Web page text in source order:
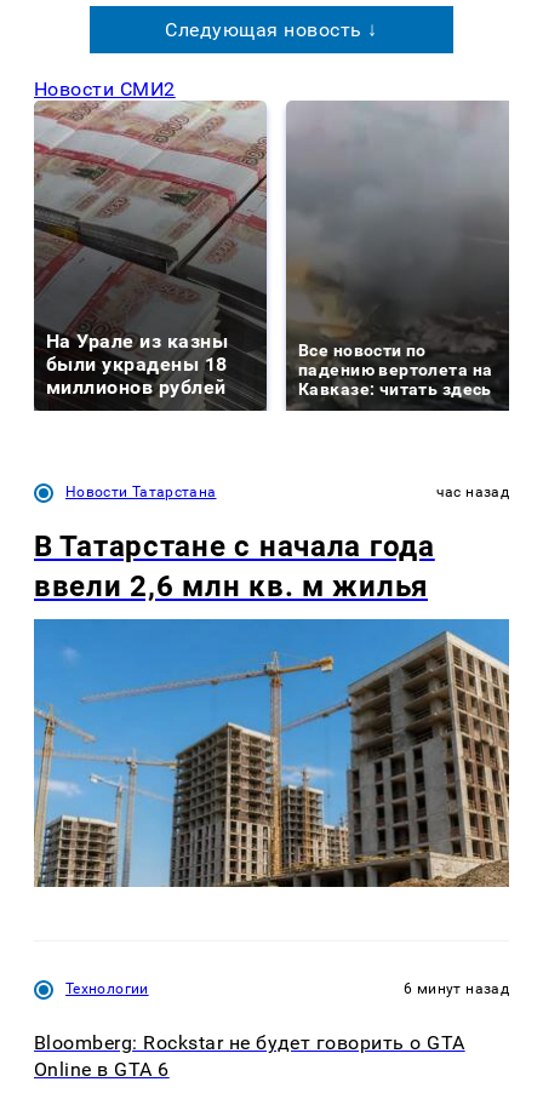
Следующая новость ↓
Новости СМИ2
На Урале из казны
были украдены 18
миллионов рублей
Все новости по
падению вертолета на
Кавказе: читать здесь
Новости Татарстана час назад
В Татарстане с начала года
ввели 2,6 млн кв. м жилья
Технологии 6 минут назад
Bloomberg: Rockstar не будет говорить о GTA
Online в GTA 6